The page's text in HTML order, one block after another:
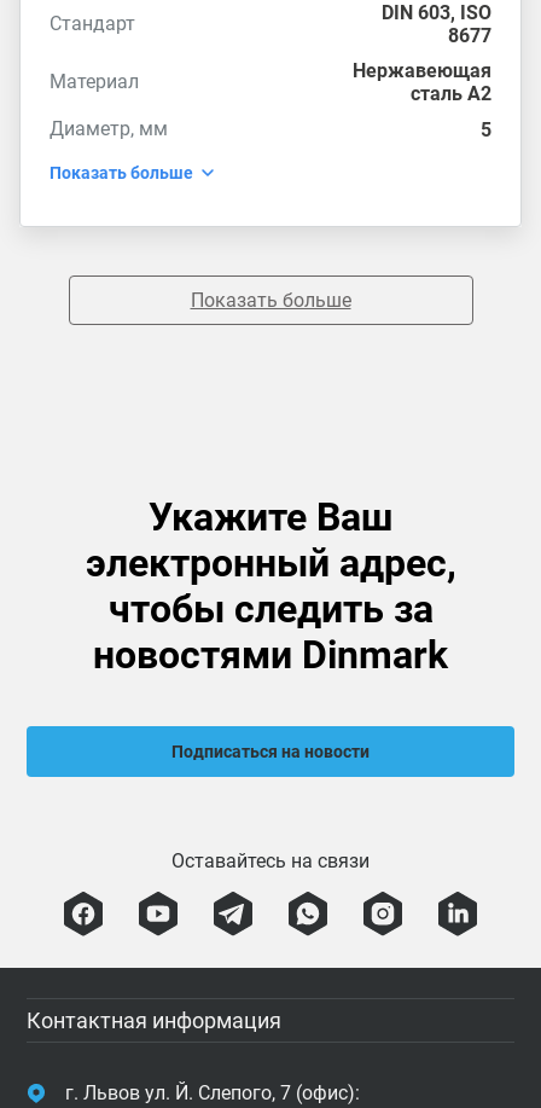
Стандарт
DIN 603, ISO
8677
Материал
Нержавеющая
сталь А2
Диаметр, мм
5
Показать больше
Показать больше
Укажите Ваш
электронный адрес,
чтобы следить за
новостями Dinmark
Подписаться на новости
Оставайтесь на связи
Контактная информация
г. Львов ул. Й. Слепого, 7 (офис):